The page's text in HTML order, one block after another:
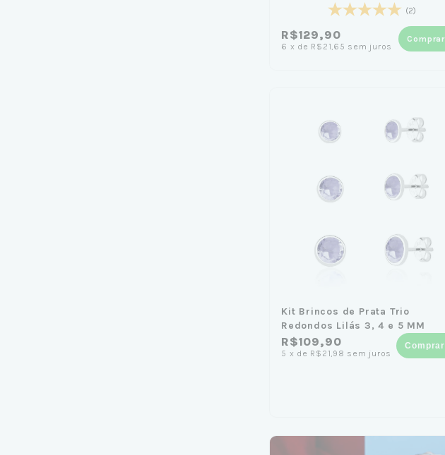
(2)
R$129,90
6 x de R$21,65 sem juros
Comprar
Kit Brincos de Prata Trio
Redondos Lilás 3, 4 e 5 MM
R$109,90
5 x de R$21,98 sem juros
Comprar